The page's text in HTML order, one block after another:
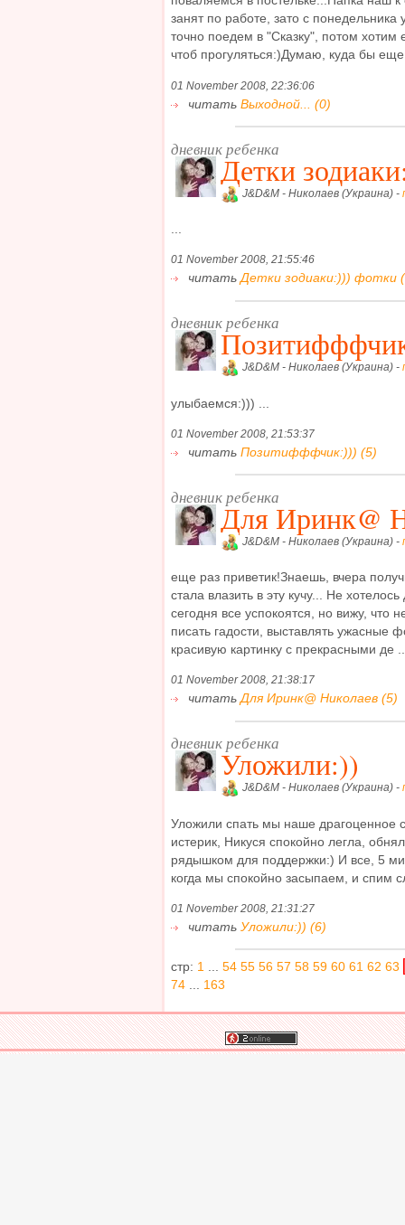
занят по работе, зато с
точно поедем в "Сказку", потом хотим
чтоб прогуляться:)Думаю, куда бы
01 November 2008, 22:36:06
читать Выходной... (0)
дневник ребенка
Детки
J&D&M - Николаев (Украина) -
01 November 2008, 21:55:46
читатьДетки зодиаки:))) фотки
дневник ребенка
J&D&M - Николаев (Украина) -
улыбаемся:))) ...
01 November 2008, 21:53:37
читать Позитифффчик:))) (5)
дневник ребенка
Для Иринк@
J&D&M - Николаев (Украина) -
еще раз приветик!Знаешь, вчера
стала влазить в эту кучу... Не
сегодня все успокоятся, но вижу, что
писать гадости, выставлять ужасные
красивую картинку с прекрасными де
01 November 2008, 21:38:17
читатьДля Иринк@ Николаев (5)
дневник ребенка
Уложили:))
J&D&M - Николаев (Украина) -
Уложили спать мы наше драгоценное
истерик, Никуся спокойно легла,
рядышком для поддержки:) И все, 5
когда мы спокойно засыпаем, и спим
01 November 2008, 21:31:27
читать Уложили:)) (6)
стр: 1 54 55 56 57 58 59 60 61 62 63
74
163